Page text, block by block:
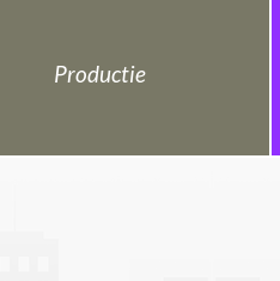
Productie